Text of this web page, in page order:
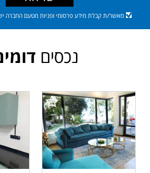
מאשר/ת קבלת מידע פרסומי ופניות מטעם החברה
נכסים